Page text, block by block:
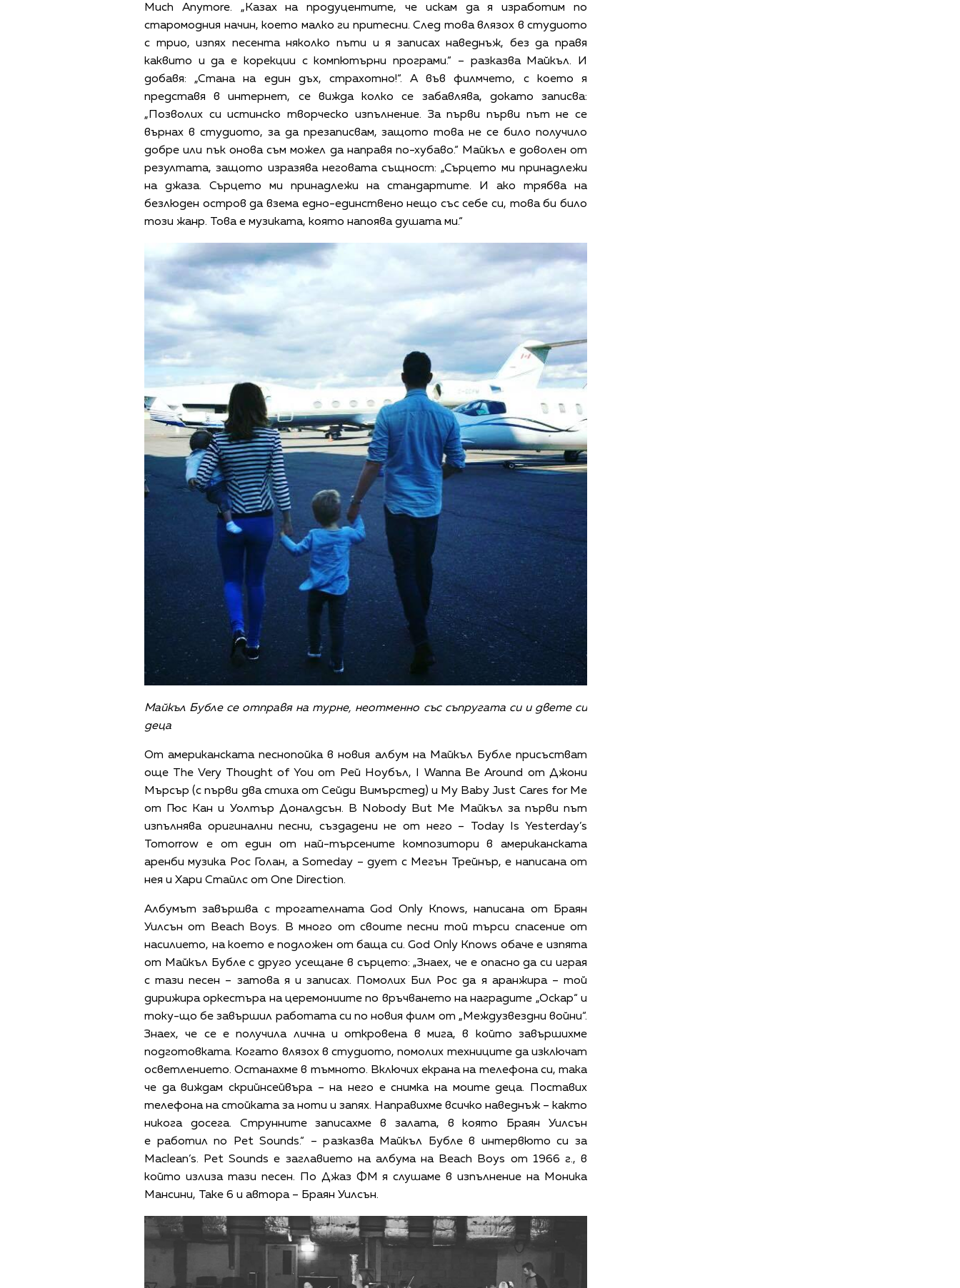
Much Anymore. „Казах на продуцентите, че искам да я изработим по
старомодния начин, което малко ги притесни. След това влязох в студиото
с трио, изпях песента няколко пъти и я записах наведнъж, без да правя
каквито и да е корекции с компютърни програми.“ – разказва Майкъл. И
добавя: „Стана на един дъх, страхотно!“. А във филмчето, с което я
представя в интернет, се вижда колко се забавлява, докато записва:
„Позволих си истинско творческо изпълнение. За първи първи път не се
върнах в студиото, за да презаписвам, защото това не се било получило
добре или пък онова съм можел да направя по-хубаво.“ Майкъл е доволен от
резултата, защото изразява неговата същност: „Сърцето ми принадлежи
на джаза. Сърцето ми принадлежи на стандартите. И ако трябва на
безлюден остров да взема едно-единствено нещо със себе си, това би било
този жанр. Това е музиката, която напоява душата ми.“
Майкъл Бубле се отправя на турне, неотменно със съпругата си и двете си
деца
От американската песнопойка в новия албум на Майкъл Бубле присъстват
още The Very Thought of You от Рей Ноубъл, I Wanna Be Around от Джони
Мърсър (с първи два стиха от Сейди Вимърстед) и My Baby Just Cares for Me
от Гюс Кан и Уолтър Доналдсън. В Nobody But Me Майкъл за първи път
изпълнява оригинални песни, създадени не от него – Today Is Yesterday’s
Tomorrow е от един от най-търсените композитори в американската
аренби музика Рос Голан, а Someday – дует с Мегън Трейнър, е написана от
нея и Хари Стайлс от One Direction.
Албумът завършва с трогателната God Only Knows, написана от Браян
Уилсън от Beach Boys. В много от своите песни той търси спасение от
насилието, на което е подложен от баща си. God Only Knows обаче е изпята
от Майкъл Бубле с друго усещане в сърцето: „Знаех, че е опасно да си играя
с тази песен – затова я и записах. Помолих Бил Рос да я аранжира – той
дирижира оркестъра на церемониите по връчването на наградите „Оскар“ и
току-що бе завършил работата си по новия филм от „Междузвездни войни“.
Знаех, че се е получила лична и откровена в мига, в който завършихме
подготовката. Когато влязох в студиото, помолих техниците да изключат
осветлението. Останахме в тъмното. Включих екрана на телефона си, така
че да виждам скрийнсейвъра – на него е снимка на моите деца. Поставих
телефона на стойката за ноти и запях. Направихме всичко наведнъж – както
никога досега. Струнните записахме в залата, в която Браян Уилсън
е работил по Pet Sounds.“ – разказва Майкъл Бубле в интервюто си за
Maclean’s. Pet Sounds е заглавието на албума на Beach Boys от 1966 г., в
който излиза тази песен. По Джаз ФМ я слушаме в изпълнение на Моника
Мансини, Take 6 и автора – Браян Уилсън.